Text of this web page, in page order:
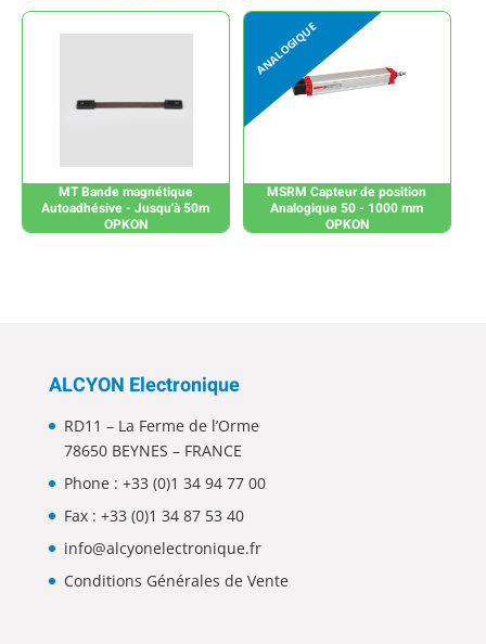
MT Bande magnétique
Autoadhésive - Jusqu'à 50m
OPKON
MSRM Capteur de position
Analogique 50 - 1000 mm
OPKON
ALCYON Electronique
RD11 – La Ferme de l’Orme
78650 BEYNES – FRANCE
Phone : +33 (0)1 34 94 77 00
Fax : +33 (0)1 34 87 53 40
info@alcyonelectronique.fr
Conditions Générales de Vente